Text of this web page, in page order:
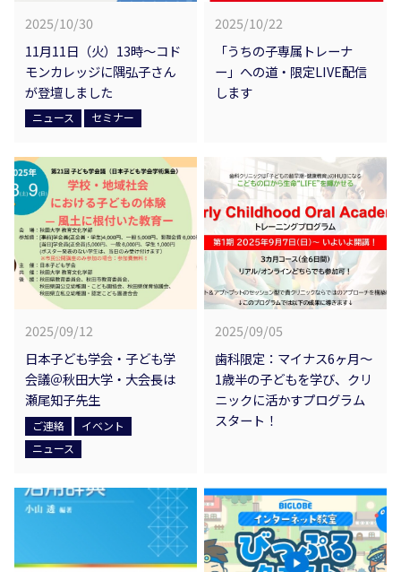
2025/10/30
11月11日（火）13時～コド
モンカレッジに隅弘子さん
が登壇しました
ニュース セミナー
2025/10/22
「うちの子専属トレーナ
ー」への道・限定LIVE配信
します
2025/09/12
日本子ども学会・子ども学
会議＠秋田大学・大会長は
瀬尾知子先生
ご連絡
イベント
ニュース
2025/09/05
歯科限定：マイナス6ヶ月～
1歳半の子どもを学び、クリ
ニックに活かすプログラム
スタート！